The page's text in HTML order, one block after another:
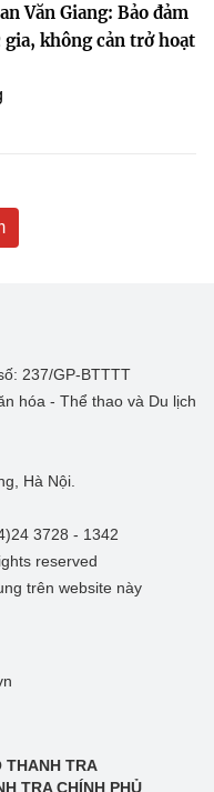
Văn Giang: Bảo đảm
không cản trở hoạt
237/GP-BTTTT
hóa - Thể thao và Du lịch
Hà Nội.
3728 - 1342
reserved
trên website này
THANH TRA
TRA CHÍNH PHỦ